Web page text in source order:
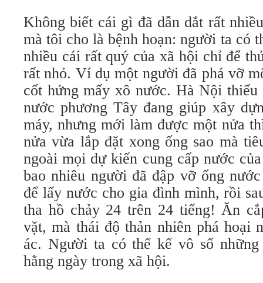
Không biết cái gì đã dẫn dắt rất
mà tôi cho là bệnh hoạn: người ta có
nhiều cái rất quý của xã hội chỉ để
rất nhỏ. Ví dụ một người đã phá vỡ
cốt hứng mấy xô nước. Hà Nội
nước phương Tây đang giúp xây
máy, nhưng mới làm được một nửa
nửa vừa lắp đặt xong ống sao mà
ngoài mọi dự kiến cung cấp nước
bao nhiêu người đã đập vỡ ống
để lấy nước cho gia đình mình, rồi
tha hồ chảy 24 trên 24 tiếng! Ăn
vặt, mà thái độ thản nhiên phá hoại
ác. Người ta có thể kể vô số
hằng ngày trong xã hội.